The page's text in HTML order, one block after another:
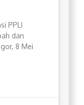
PPLI
dan
8 Mei